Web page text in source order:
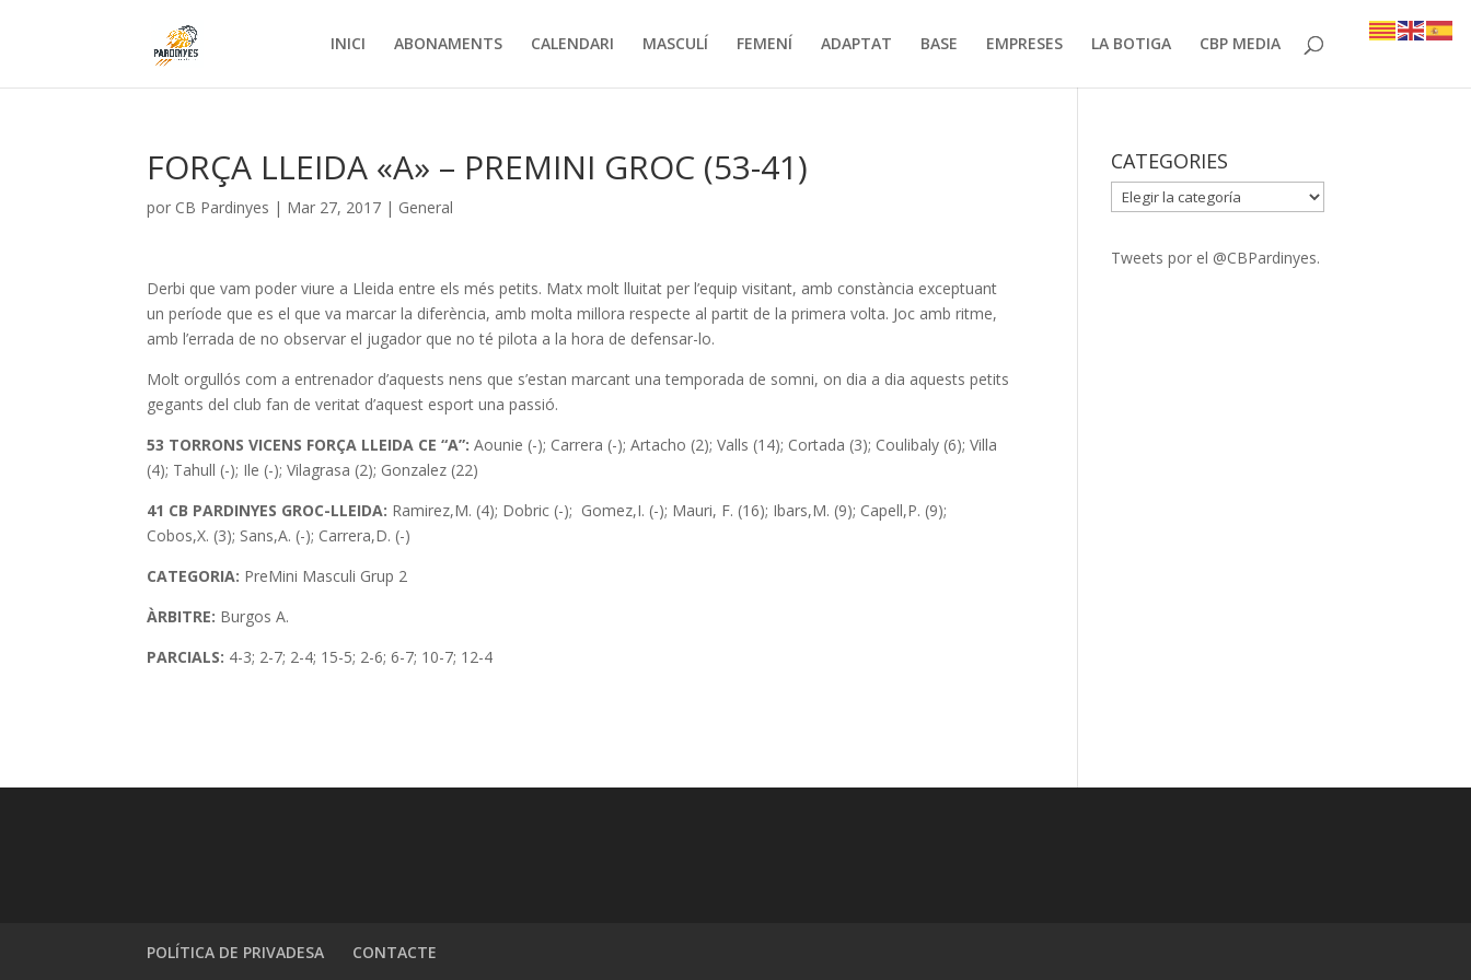
INICI ABONAMENTS CALENDARI MASCULÍ FEMENÍ ADAPTAT BASE EMPRESES LA BOTIGA CBP MEDIA
FORÇA LLEIDA «A» – PREMINI GROC (53-41)
por CB Pardinyes | Mar 27, 2017 | General
Derbi que vam poder viure a Lleida entre els més petits. Matx molt lluitat per l’equip visitant, amb constància exceptuant
un període que es el que va marcar la diferència, amb molta millora respecte al partit de la primera volta. Joc amb ritme,
amb l’errada de no observar el jugador que no té pilota a la hora de defensar-lo.
Molt orgullós com a entrenador d’aquests nens que s’estan marcant una temporada de somni, on dia a dia aquests petits
gegants del club fan de veritat d’aquest esport una passió.
53 TORRONS VICENS FORÇA LLEIDA CE “A”:Aounie (-); Carrera (-); Artacho (2); Valls (14); Cortada (3); Coulibaly (6); Villa
(4); Tahull (-); Ile (-); Vilagrasa (2); Gonzalez (22)
41 CB PARDINYES GROC-LLEIDA: Ramirez,M. (4); Dobric (-); Gomez,I. (-); Mauri, F. (16); Ibars,M. (9); Capell,P. (9);
Cobos,X. (3); Sans,A. (-); Carrera,D. (-)
CATEGORIA: PreMini Masculi Grup 2
ÀRBITRE: Burgos A.
PARCIALS: 4-3; 2-7; 2-4; 15-5; 2-6; 6-7; 10-7; 12-4
CATEGORIES
CATEGORIES
Tweets por el @CBPardinyes.
POLÍTICA DE PRIVADESA CONTACTE